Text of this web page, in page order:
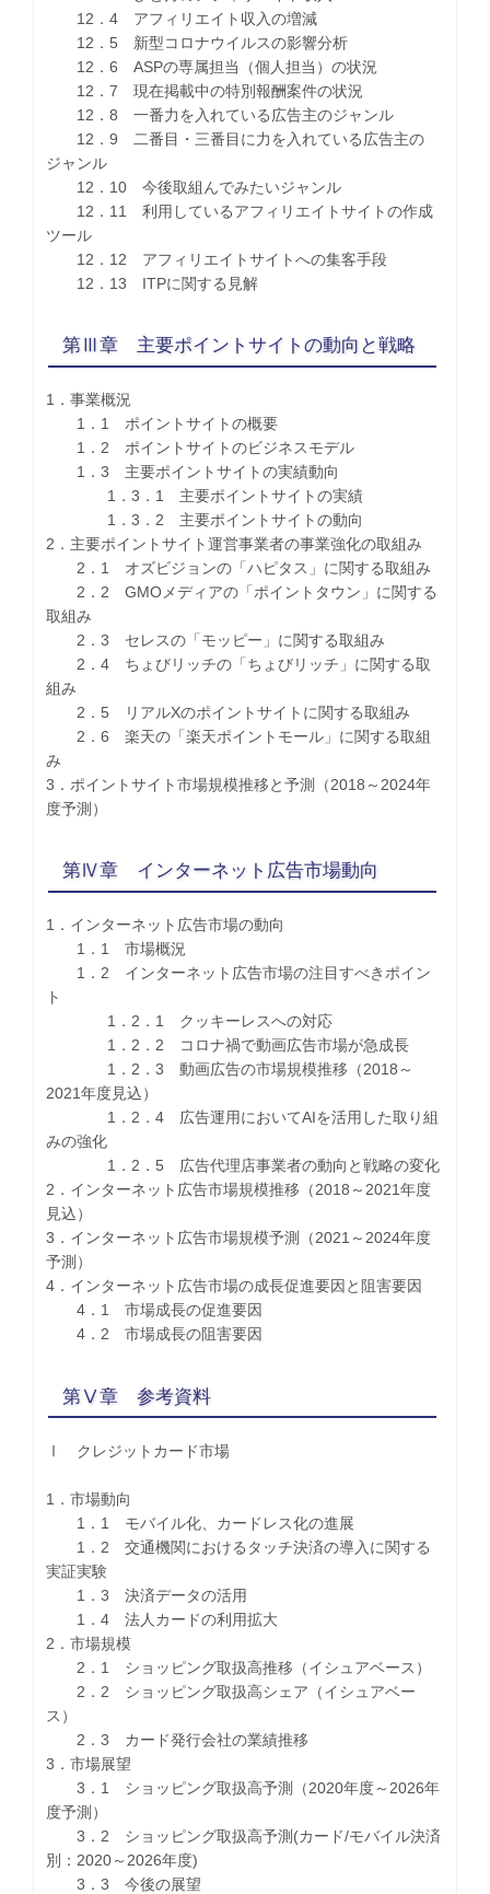
12．4 アフィリエイト収入の増減
12．5 新型コロナウイルスの影響分析
12．6 ASPの専属担当（個人担当）の状況
12．7 現在掲載中の特別報酬案件の状況
12．8 一番力を入れている広告主のジャンル
12．9 二番目・三番目に力を入れている広告主の
ジャンル
12．10 今後取組んでみたいジャンル
12．11 利用しているアフィリエイトサイトの作成
ツール
12．12 アフィリエイトサイトへの集客手段
12．13 ITPに関する見解
第Ⅲ章 主要ポイントサイトの動向と戦略
1．事業概況
1．1 ポイントサイトの概要
1．2 ポイントサイトのビジネスモデル
1．3 主要ポイントサイトの実績動向
1．3．1 主要ポイントサイトの実績
1．3．2 主要ポイントサイトの動向
2．主要ポイントサイト運営事業者の事業強化の取組み
2．1 オズビジョンの「ハピタス」に関する取組み
2．2 GMOメディアの「ポイントタウン」に関する
取組み
2．3 セレスの「モッピー」に関する取組み
2．4 ちょびリッチの「ちょびリッチ」に関する取
組み
2．5 リアルXのポイントサイトに関する取組み
2．6 楽天の「楽天ポイントモール」に関する取組
み
3．ポイントサイト市場規模推移と予測（2018～2024年
度予測）
第Ⅳ章 インターネット広告市場動向
1．インターネット広告市場の動向
1．1 市場概況
1．2 インターネット広告市場の注目すべきポイン
ト
1．2．1 クッキーレスへの対応
1．2．2 コロナ禍で動画広告市場が急成長
1．2．3 動画広告の市場規模推移（2018～
2021年度見込）
1．2．4 広告運用においてAIを活用した取り組
みの強化
1．2．5 広告代理店事業者の動向と戦略の変化
2．インターネット広告市場規模推移（2018～2021年度
見込）
3．インターネット広告市場規模予測（2021～2024年度
予測）
4．インターネット広告市場の成長促進要因と阻害要因
4．1 市場成長の促進要因
4．2 市場成長の阻害要因
第Ⅴ章 参考資料
Ⅰ クレジットカード市場
1．市場動向
1．1 モバイル化、カードレス化の進展
1．2 交通機関におけるタッチ決済の導入に関する
実証実験
1．3 決済データの活用
1．4 法人カードの利用拡大
2．市場規模
2．1 ショッピング取扱高推移（イシュアベース）
2．2 ショッピング取扱高シェア（イシュアベー
ス）
2．3 カード発行会社の業績推移
3．市場展望
3．1 ショッピング取扱高予測（2020年度～2026年
度予測）
3．2 ショッピング取扱高予測(カード/モバイル決済
別：2020～2026年度)
3．3 今後の展望